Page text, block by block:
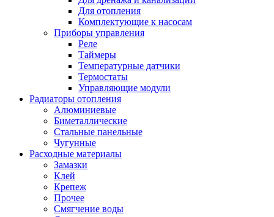
Для отопления
Комплектующие к насосам
Приборы управления
Реле
Таймеры
Температурные датчики
Термостаты
Управляющие модули
Радиаторы отопления
Алюминиевые
Биметаллические
Стальные панельные
Чугунные
Расходные материалы
Замазки
Клей
Крепеж
Прочее
Смягчение воды